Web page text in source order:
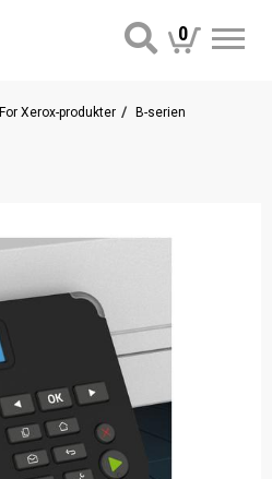
0
For Xerox-produkter B-serien